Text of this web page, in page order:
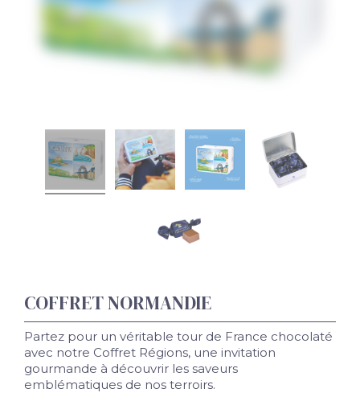
COFFRET NORMANDIE
Partez pour un véritable tour de France chocolaté
avec notre Coffret Régions, une invitation
gourmande à découvrir les saveurs
emblématiques de nos terroirs.